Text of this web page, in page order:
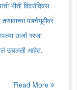
भीती दिवसेंदिवस
पार्श्वभूमीवर
ऊर्जा गरजा
उचलली आहेत.
Read More